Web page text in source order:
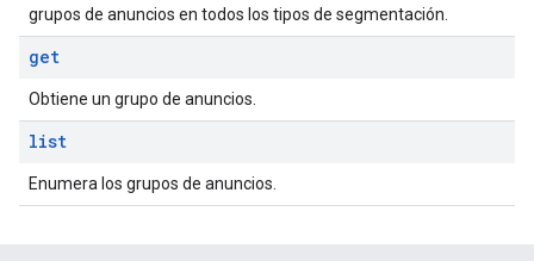
grupos de anuncios en todos los tipos de segmentación.
get
Obtiene un grupo de anuncios.
list
Enumera los grupos de anuncios.